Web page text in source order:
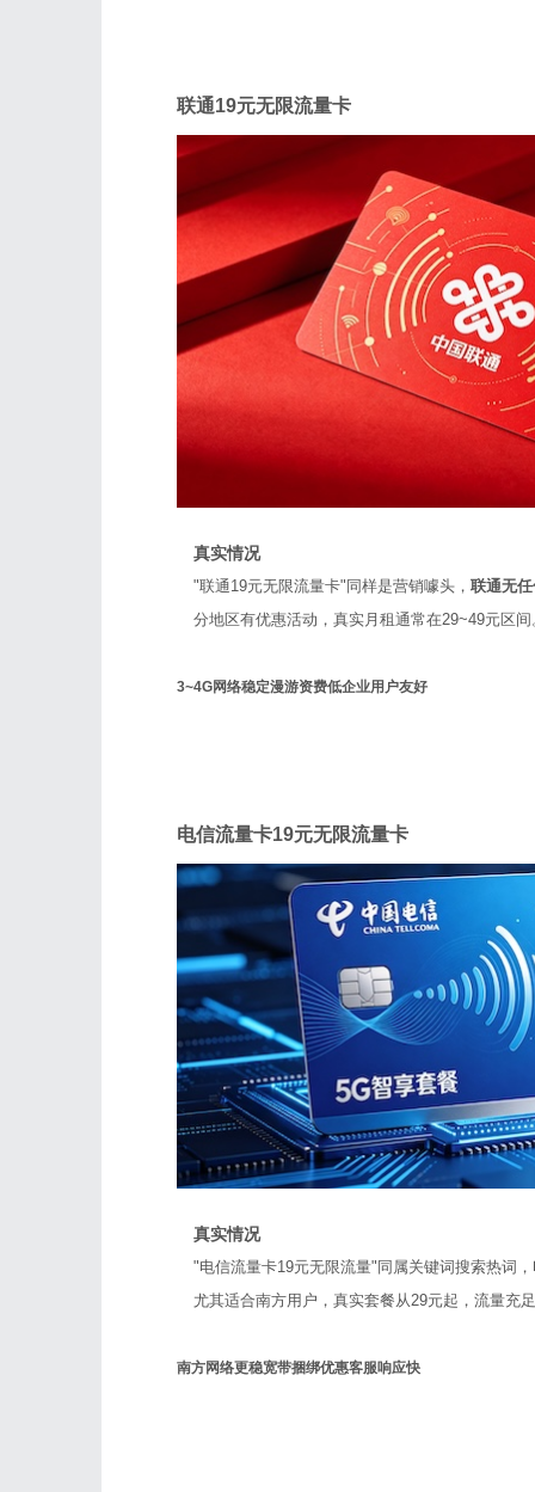
联通19元无限流量卡
真实情况
"联通19元无限流量卡"同样是营销噱头， 联通无
分地区有优惠活动，真实月租通常在29~49元区间
3~4G网络稳定漫游资费低企业用户友好
电信流量卡19元无限流量卡
真实情况
"电信流量卡19元无限流量"同属关键词搜索热词，
尤其适合南方用户，真实套餐从29元起，流量充
南方网络更稳宽带捆绑优惠客服响应快